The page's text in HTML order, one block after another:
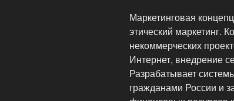
Маркетинговая
этический маркетинг.
некоммерческих
Интернет, внедрение
Разрабатывает
гражданами России и